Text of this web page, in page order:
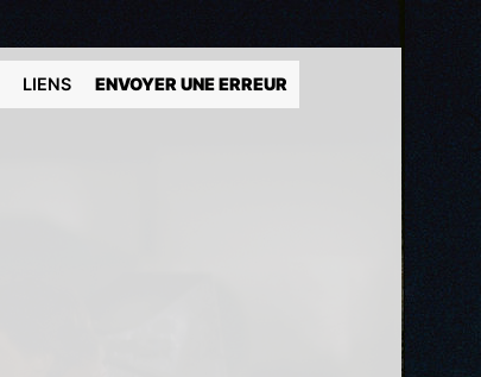
LIENS ENVOYER UNE ERREUR